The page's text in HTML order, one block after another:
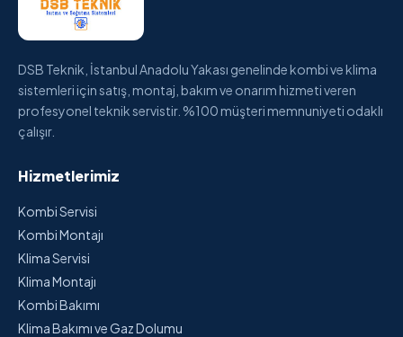
DSB Teknik, İstanbul Anadolu Yakası genelinde kombi ve klima
sistemleri için satış, montaj, bakım ve onarım hizmeti veren
profesyonel teknik servistir. %100 müşteri memnuniyeti odaklı
çalışır.
Hizmetlerimiz
Kombi Servisi
Kombi Montajı
Klima Servisi
Klima Montajı
Kombi Bakımı
Klima Bakımı ve Gaz Dolumu